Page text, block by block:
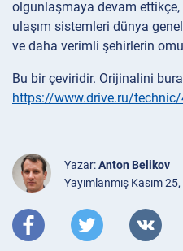
olgunlaşmaya devam ettikçe,
ulaşım sistemleri dünya
ve daha verimli şehirlerin
Bu bir çeviridir. Orijinalini
https://www.drive.ru/
Yazar:Anton Belikov
Yayımlanmış Kasım